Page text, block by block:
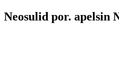
Neosulid por. apelsin